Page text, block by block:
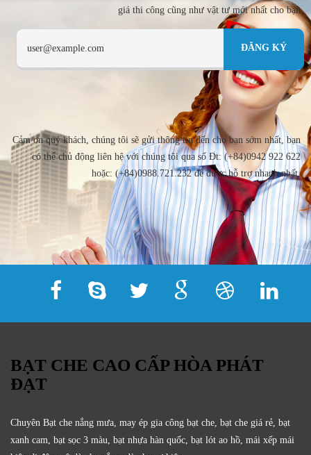
giá thi công cũng như vật tư mới nhất cho bạn
Cảm ơn quý khách, chúng tôi sẽ gửi thông tin đến cho bạn sớm nhất, bạn
có thể chủ động liên hệ với chúng tôi qua số Đt: (+84)0942 922 622
hoặc: (+84)0988.721.232 để được hỗ trợ nhanh nhất.
BẠT CHE CAO CẤP HÒA PHÁT
ĐẠT
Chuyên Bạt che nắng mưa, may ép gia công bạt che, bạt che giá rẻ, bạt
xanh cam, bạt sọc 3 màu, bạt nhựa hàn quốc, bạt lót ao hồ, mái xếp mái